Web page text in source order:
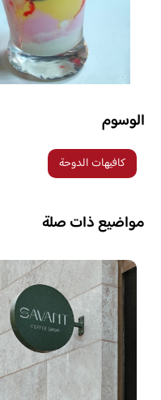
الوسوم
كافيهات الدوحة
مواضيع ذات صلة